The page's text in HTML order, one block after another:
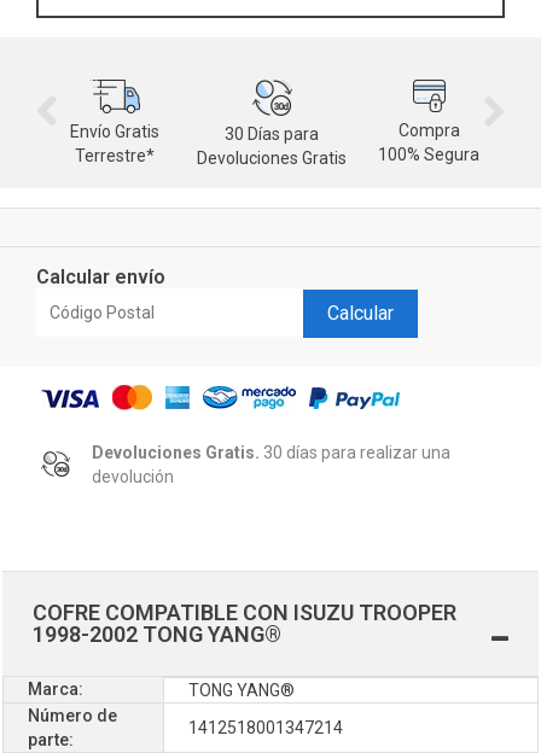
Envío Gratis
Terrestre*
30 Días para
Devoluciones Gratis
Compra
100% Segura
Calcular envío
Calcular
Devoluciones Gratis. 30 días para realizar una
devolución
COFRE COMPATIBLE CON ISUZU TROOPER
1998-2002 TONG YANG®
Marca:
TONG YANG®
Número de
parte:
1412518001347214